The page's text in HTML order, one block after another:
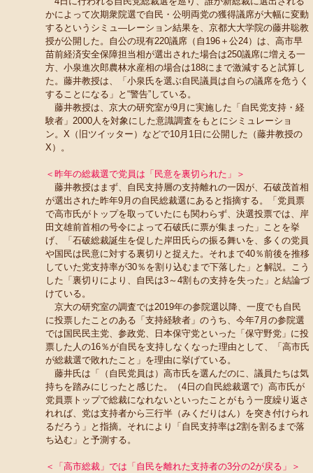
かによって次期衆院選で自民・公明両党の獲得議席が大幅に変動
するというシミュ―レーション結果を、京都大大学院の藤井聡教
授が公開した。自公の現有220議席（自196＋公24）は、高市早
苗前経済安全保障担当相が選出された場合は250議席に増える一
方、小泉進次郎農林水産相の場合は188にまで激減すると試算し
た。藤井教授は、「小泉氏を選ぶ自民議員は自らの議席を危うく
することになる」と“警告”している。
藤井教授は、京大の研究室が9月に実施した「自民党支持・経
験者」2000人を対象にした意識調査をもとにシミュレーショ
ン。X（旧ツイッター）などで10月1日に公開した（藤井教授の
X）。
＜昨年の総裁選で党員は「民意を裏切られた」＞
藤井教授はまず、自民支持層の支持離れの一因が、石破茂首相
が選出された昨年9月の自民総裁選にあると指摘する。「党員票
で高市氏がトップを取っていたにも関わらず、決選投票では、岸
田文雄前首相の号令によって石破氏に票が集まった」ことを挙
げ、「石破総裁誕生を促した岸田氏らの振る舞いを、多くの党員
や国民は民意に対する裏切りと捉えた。それまで40％前後を推移
していた党支持率が30％を割り込むまで下落した」と解説。こう
した「裏切りにより、自民は3～4割もの支持を失った」と結論づ
けている。
京大の研究室の調査では2019年の参院選以降、一度でも自民
に投票したことのある「支持経験者」のうち、今年7月の参院選
では国民民主党、参政党、日本保守党といった「保守野党」に投
票した人の16％が自民を支持しなくなった理由として、「高市氏
が総裁選で敗れたこと」を理由に挙げている。
藤井氏は「（自民党員は）高市氏を選んだのに、議員たちは気
持ちを踏みにじったと感じた。（4日の自民総裁選で）高市氏が
党員票トップで総裁になれないといったことがもう一度繰り返さ
れれば、党は支持者から三行半（みくだりはん）を突き付けられ
るだろう」と指摘。それにより「自民支持率は2割を割るまで落
ち込む」と予測する。
＜「高市総裁」では「自民を離れた支持者の3分の2が戻る」＞